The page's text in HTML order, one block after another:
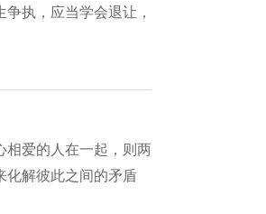
执，应当学会退让，
相爱的人在一起，则两
化解彼此之间的矛盾